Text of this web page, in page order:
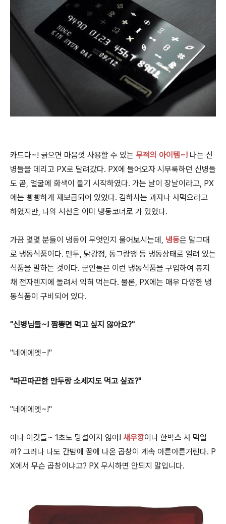
카드다~! 긁으면 마음껏 사용할 수 있는 무적의 아이템~! 나는 신
병들을 데리고 PX로 달려갔다. PX에 들어오자 시무룩하던 신병들
도 곧, 얼굴에 화색이 돌기 시작하였다. 가는 날이 장날이라고, PX
에는 빵빵하게 재보급되어 있었다. 김하사는 과자나 사먹으라고
하였지만, 나의 시선은 이미 냉동코너로 가 있었다.
가끔 몇몇 분들이 냉동이 무엇인지 물어보시는데, 냉동은 말그대
로 냉동식품이다. 만두, 닭강정, 동그랑땡 등 냉동상태로 얼려 있는
식품을 말하는 것이다. 군인들은 이런 냉동식품을 구입하여 봉지
채 전자렌지에 돌려서 익혀 먹는다. 물론, PX에는 매우 다양한 냉
동식품이 구비되어 있다.
"신병님들~! 짬뽕면 먹고 싶지 않아요?"
"네에에엣~!"
"따끈따끈한 만두랑 소세지도 먹고 싶죠?"
"네에에엣~!"
아나 이것들~ 1초도 망설이지 않아! 새우깡이나 한박스 사 먹일
까? 그러나 나도 간밤에 꿈에 나온 곱창이 계속 아른아른거린다. P
X에서 무슨 곱창이냐고? PX 무시하면 안되지 말입니다.